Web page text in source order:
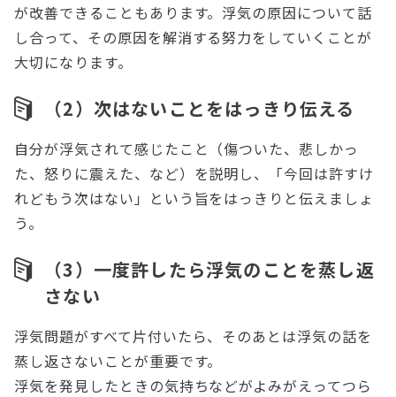
が改善できることもあります。浮気の原因について話
し合って、その原因を解消する努力をしていくことが
大切になります。
（2）次はないことをはっきり伝える
自分が浮気されて感じたこと（傷ついた、悲しかっ
た、怒りに震えた、など）を説明し、「今回は許すけ
れどもう次はない」という旨をはっきりと伝えましょ
う。
（3）一度許したら浮気のことを蒸し返
さない
浮気問題がすべて片付いたら、そのあとは浮気の話を
蒸し返さないことが重要です。
浮気を発見したときの気持ちなどがよみがえってつら